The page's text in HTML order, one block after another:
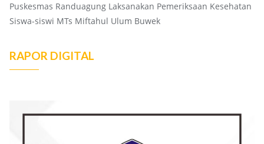
Puskesmas Randuagung Laksanakan Pemeriksaan Kesehatan
Siswa-siswi MTs Miftahul Ulum Buwek
RAPOR DIGITAL